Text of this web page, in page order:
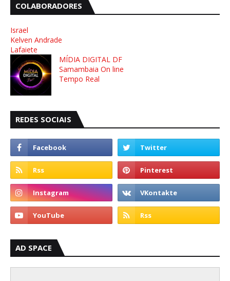
COLABORADORES
Israel
Kelven Andrade
Lafaiete
MÍDIA DIGITAL DF
Samambaia On line
Tempo Real
REDES SOCIAIS
AD SPACE